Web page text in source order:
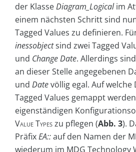
der KlasseDiagram_Logicalim
einem nächsten Schritt sind
Tagged Values zu definieren.
inessobjectsind zwei Tagged
und Change Date. Allerdings
an dieser Stelle angegebenen
und Datevöllig egal. Auf
Tagged Values gemappt
eigenständigen
Value Typeszu pflegen (Abb. 3).
PräfixEA::auf den Namen der
wiederum im MDG Technology